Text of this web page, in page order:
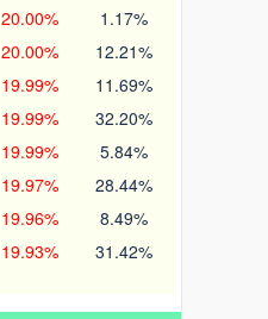
20.00% 1.17%
20.00% 12.21%
19.99% 11.69%
19.99% 32.20%
19.99% 5.84%
19.97% 28.44%
19.96% 8.49%
19.93% 31.42%